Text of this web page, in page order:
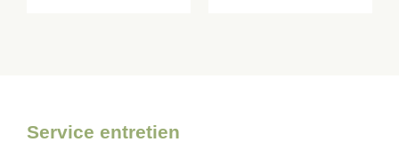
Service entretien